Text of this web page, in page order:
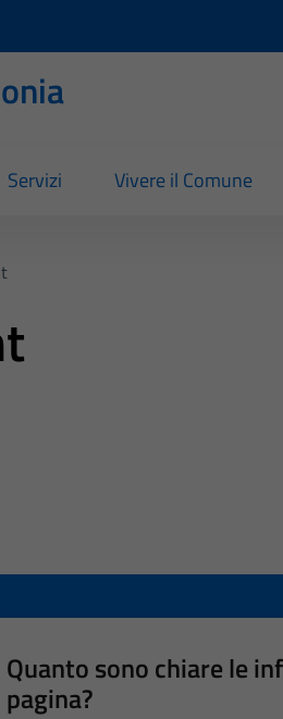
Servizi Vivere il Comune
Quanto sono chiare le
pagina?